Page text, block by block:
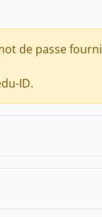
de passe fourni
ID.